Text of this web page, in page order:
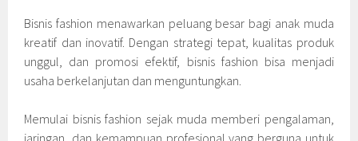
Bisnis fashion menawarkan peluang besar bagi anak muda
kreatif dan inovatif. Dengan strategi tepat, kualitas produk
unggul, dan promosi efektif, bisnis fashion bisa menjadi
usaha berkelanjutan dan menguntungkan.
Memulai bisnis fashion sejak muda memberi pengalaman,